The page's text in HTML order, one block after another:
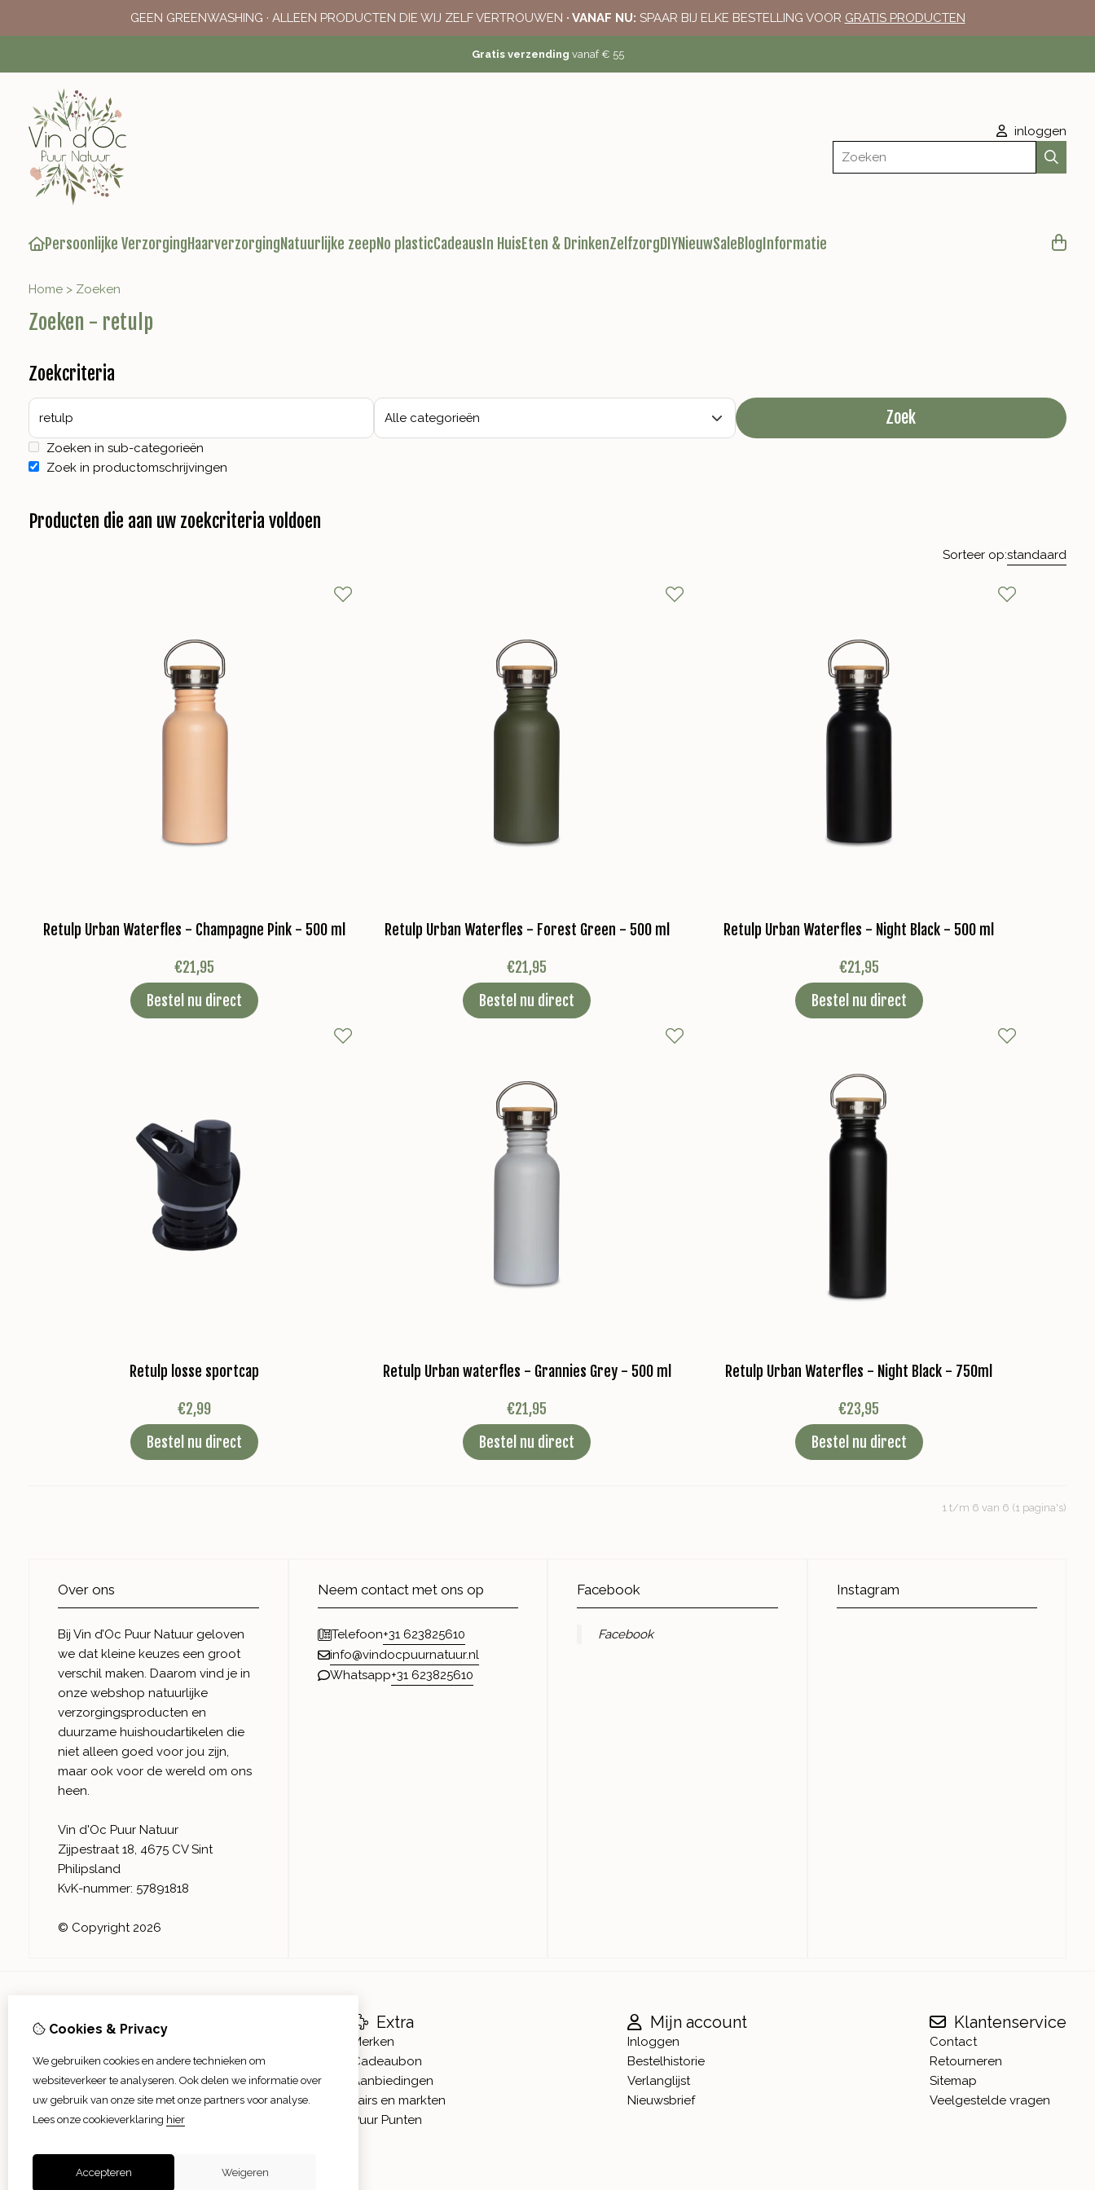
GEEN GREENWASHING · ALLEEN PRODUCTEN DIE WIJ ZELF VERTROUWEN · VANAF NU: SPAAR BIJ ELKE BESTELLING VOOR GRATIS PRODUCTEN
Gratis verzending vanaf € 55
inloggen
Zoeken
Persoonlijke VerzorgingHaarverzorgingNatuurlijke zeepNo plasticCadeaus In HuisEten & DrinkenZelfzorgDIYNieuwSaleBlog Informatie
Home > Zoeken
Zoeken - retulp
Zoekcriteria
Zoek
Zoeken in sub-categorieën
Zoek in productomschrijvingen
Producten die aan uw zoekcriteria voldoen
Sorteer op:standaard
Retulp Urban Waterfles - Champagne Pink - 500 ml
€21,95
Bestel nu direct
Retulp Urban Waterfles - Forest Green - 500 ml
€21,95
Bestel nu direct
Retulp Urban Waterfles - Night Black - 500 ml
€21,95
Bestel nu direct
Retulp losse sportcap
€2,99
Bestel nu direct
Retulp Urban waterfles - Grannies Grey - 500 ml
€21,95
Bestel nu direct
Retulp Urban Waterfles - Night Black - 750ml
€23,95
Bestel nu direct
1 t/m 6 van 6 (1 pagina's)
Over ons
Bij Vin d’Oc Puur Natuur geloven
we dat kleine keuzes een groot
verschil maken. Daarom vind je in
onze webshop natuurlijke
verzorgingsproducten en
duurzame huishoudartikelen die
niet alleen goed voor jou zijn,
maar ook voor de wereld om ons
heen.
Vin d'Oc Puur Natuur
Zijpestraat 18, 4675 CV Sint
Philipsland
KvK-nummer: 57891818
© Copyright 2026
Neem contact met ons op
Telefoon+31 623825610
info@vindocpuurnatuur.nl
Whatsapp+31 623825610
Facebook
Facebook
Instagram
Informatie
Verzending
Afhalen
Algemene voorwaarden
Privacy verklaring
Extra
Merken
Cadeaubon
Aanbiedingen
Fairs en markten
Puur Punten
Mijn account
Inloggen
Bestelhistorie
Verlanglijst
Nieuwsbrief
Klantenservice
Contact
Retourneren
Sitemap
Veelgestelde vragen
Cookies & Privacy
We gebruiken cookies en andere technieken om
websiteverkeer te analyseren. Ook delen we informatie over
uw gebruik van onze site met onze partners voor analyse.
Lees onze cookieverklaring hier
Accepteren Weigeren